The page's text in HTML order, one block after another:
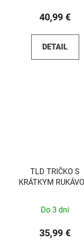
40,99 €
DETAIL
TLD TRIČKO S
KRÁTKYM
Do 3 dní
35,99 €